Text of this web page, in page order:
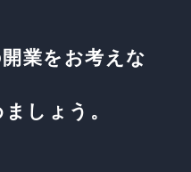
業をお考えな
しょう。